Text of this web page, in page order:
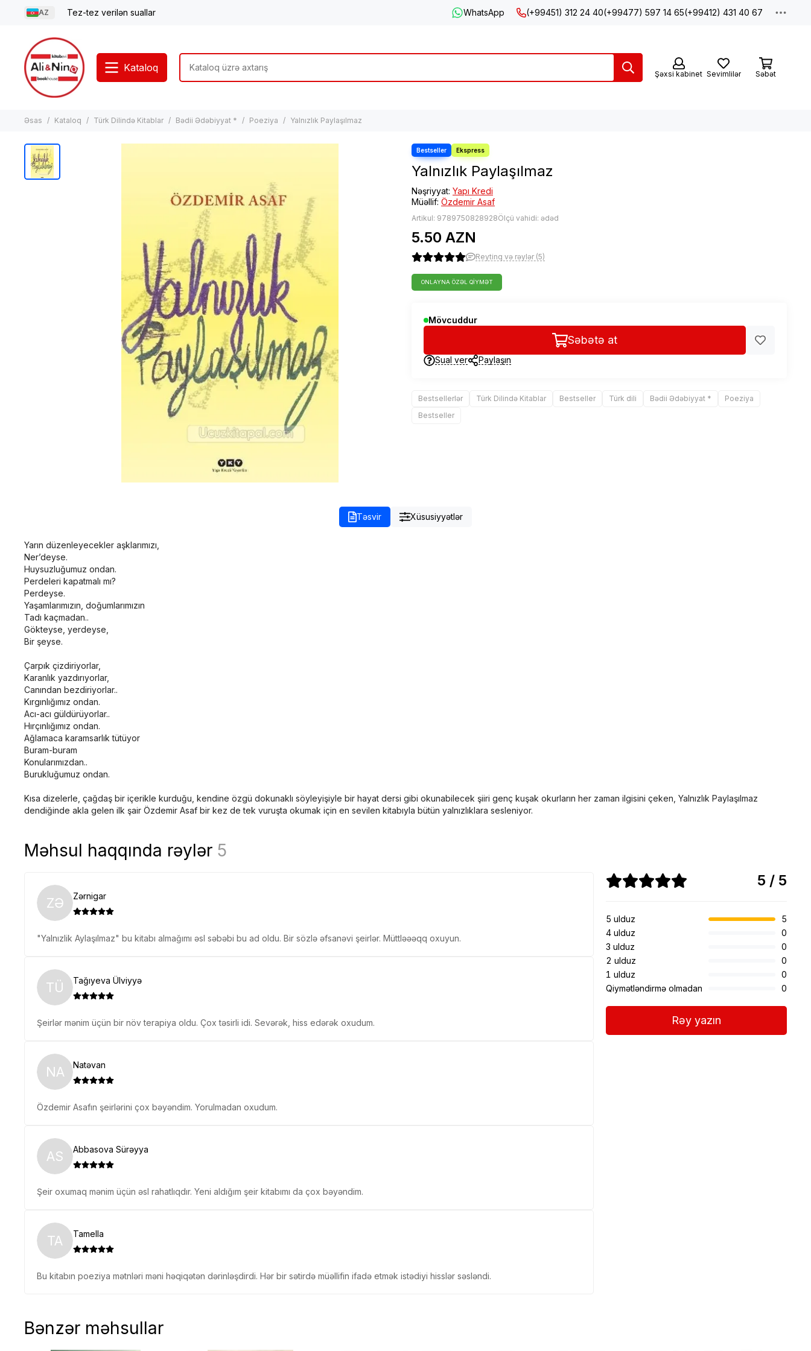
AZ Tez-tez verilən suallar WhatsApp (+99451) 312 24 40(+99477) 597 14 65(+99412) 431 40 67
Kataloq
Şəxsi kabinet Sevimlilər Səbət
Əsas Kataloq Türk Dilində Kitablar Bədii Ədəbiyyat * Poeziya Yalnızlık Paylaşılmaz
Yalnızlık Paylaşılmaz
Nəşriyyat: Yapı Kredi
Müəllif: Özdemir Asaf
Artikul: 9789750828928Ölçü vahidi: ədəd
5.50 AZN
Reytinq və rəylər (5)
ONLAYNA ÖZƏL QIYMƏT
Mövcuddur
Səbətə at
Sual ver Paylaşın
Bestsellerlər Türk Dilində Kitablar Bestseller Türk dili Bədii Ədəbiyyat *
Poeziya
Bestseller
Təsvir Xüsusiyyətlər
Yarın düzenleyecekler aşklarımızı,
Ner’deyse.
Huysuzluğumuz ondan.
Perdeleri kapatmalı mı?
Perdeyse.
Yaşamlarımızın, doğumlarımızın
Tadı kaçmadan..
Gökteyse, yerdeyse,
Bir şeyse.
Çarpık çizdiriyorlar,
Karanlık yazdırıyorlar,
Canından bezdiriyorlar..
Kırgınlığımız ondan.
Acı-acı güldürüyorlar..
Hırçınlığımız ondan.
Ağlamaca karamsarlık tütüyor
Buram-buram
Konularımızdan..
Burukluğumuz ondan.
Kısa dizelerle, çağdaş bir içerikle kurduğu, kendine özgü dokunaklı söyleyişiyle bir hayat dersi gibi okunabilecek şiiri genç kuşak okurların her zaman ilgisini çeken, Yalnızlık Paylaşılmaz
dendiğinde akla gelen ilk şair Özdemir Asaf bir kez de tek vuruşta okumak için en sevilen kitabıyla bütün yalnızlıklara sesleniyor.
Məhsul haqqında rəylər 5
ZƏ Zərnigar
"Yalnızlik Aylaşılmaz" bu kitabı almağımı əsl səbəbi bu ad oldu. Bir sözlə əfsanəvi şeirlər. Müttləəəqq oxuyun.
TÜ Tağıyeva Ülviyyə
Şeirlər mənim üçün bir növ terapiya oldu. Çox təsirli idi. Sevərək, hiss edərək oxudum.
NA Natəvan
Özdemir Asafın şeirlərini çox bəyəndim. Yorulmadan oxudum.
AS Abbasova Sürəyya
Şeir oxumaq mənim üçün əsl rahatlıqdır. Yeni aldığım şeir kitabımı da çox bəyəndim.
TA Tamella
Bu kitabın poeziya mətnləri məni həqiqətən dərinləşdirdi. Hər bir sətirdə müəllifin ifadə etmək istədiyi hisslər səsləndi.
5 / 5
5 ulduz
5
4 ulduz
0
3 ulduz
0
2 ulduz
0
1 ulduz
0
Qiymətləndirmə olmadan
0
Rəy yazın
Bənzər məhsullar